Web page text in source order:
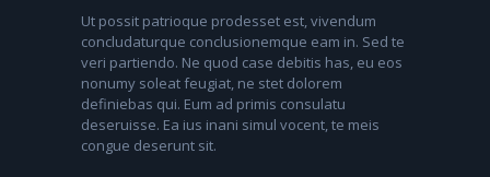
Ut possit patrioque prodesset est, vivendum
concludaturque conclusionemque eam in. Sed te
veri partiendo. Ne quod case debitis has, eu eos
nonumy soleat feugiat, ne stet dolorem
definiebas qui. Eum ad primis consulatu
deseruisse. Ea ius inani simul vocent, te meis
congue deserunt sit.